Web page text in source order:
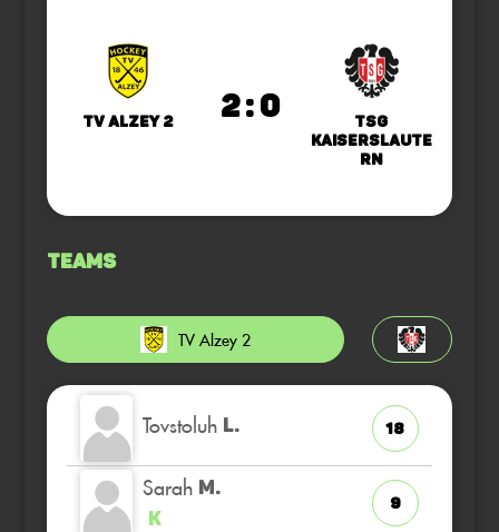
TV Alzey 2 2 : 0
TSG
Kaiserslaute
rn
Teams
TV Alzey 2
Tovstoluh L. 18
Sarah M.
K
9